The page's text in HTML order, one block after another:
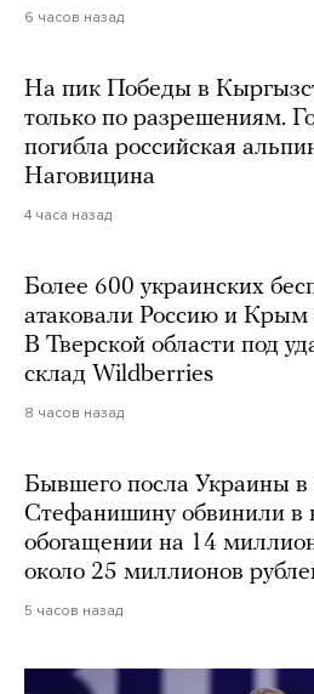
6 часов назад
На пик Победы в
только по разрешениям.
погибла российская
Наговицина
4 часа назад
Более 600 украинских
атаковали Россию и Крым
В Тверской области под
склад Wildberries
8 часов назад
Бывшего посла Украины
Стефанишину обвинили в
обогащении на 14
около 25 миллионов
5 часов назад